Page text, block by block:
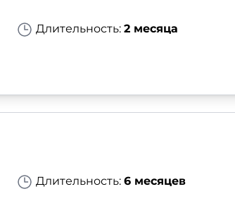
Длительность: 2 месяца
Длительность: 6 месяцев